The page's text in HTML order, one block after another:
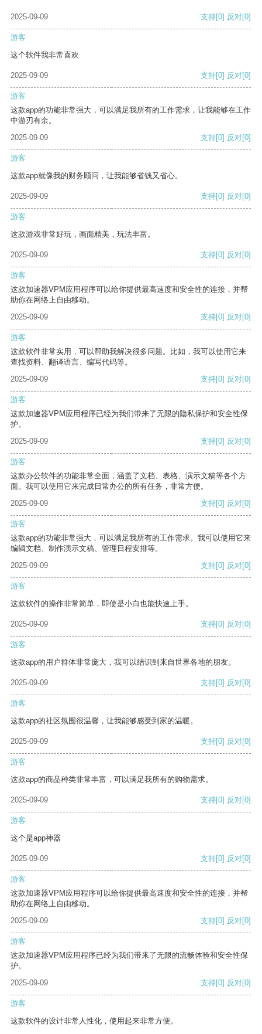
2025-09-09 支持[0] 反对[0]
游客
这个软件我非常喜欢
2025-09-09 支持[0] 反对[0]
游客
这款app的功能非常强大，可以满足我所有的工作需求，让我能够在工作
中游刃有余。
2025-09-09
支持[0] 反对[0]
游客
这款app就像我的财务顾问，让我能够省钱又省心。
2025-09-09 支持[0] 反对[0]
游客
这款游戏非常好玩，画面精美，玩法丰富。
2025-09-09 支持[0] 反对[0]
游客
这款加速器VPM应用程序可以给你提供最高速度和安全性的连接，并帮
助你在网络上自由移动。
2025-09-09
支持[0] 反对[0]
游客
这款软件非常实用，可以帮助我解决很多问题。比如，我可以使用它来
查找资料、翻译语言、编写代码等。
2025-09-09
支持[0] 反对[0]
游客
这款加速器VPM应用程序已经为我们带来了无限的隐私保护和安全性保
护。
2025-09-09
支持[0] 反对[0]
游客
这款办公软件的功能非常全面，涵盖了文档、表格、演示文稿等各个方
面。我可以使用它来完成日常办公的所有任务，非常方便。
2025-09-09
支持[0] 反对[0]
游客
这款app的功能非常强大，可以满足我所有的工作需求。我可以使用它来
编辑文档、制作演示文稿、管理日程安排等。
2025-09-09
支持[0] 反对[0]
游客
这款软件的操作非常简单，即使是小白也能快速上手。
2025-09-09 支持[0] 反对[0]
游客
这款app的用户群体非常庞大，我可以结识到来自世界各地的朋友。
2025-09-09 支持[0] 反对[0]
游客
这款app的社区氛围很温馨，让我能够感受到家的温暖。
2025-09-09 支持[0] 反对[0]
游客
这款app的商品种类非常丰富，可以满足我所有的购物需求。
2025-09-09 支持[0] 反对[0]
游客
这个是app神器
2025-09-09 支持[0] 反对[0]
游客
这款加速器VPM应用程序可以给你提供最高速度和安全性的连接，并帮
助你在网络上自由移动。
2025-09-09
支持[0] 反对[0]
游客
这款加速器VPM应用程序已经为我们带来了无限的流畅体验和安全性保
护。
2025-09-09
支持[0] 反对[0]
游客
这款软件的设计非常人性化，使用起来非常方便。